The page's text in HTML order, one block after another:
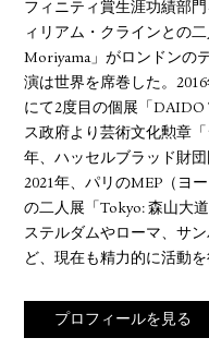
フィニティ賞生涯功績部
ィリアム・クラインとの
Moriyama」がロンドンの
演は世界を席巻した。
にて2度目の個展「DAIDO
ス政府より芸術文化勲章
年、ハッセルブラッド財団
2021年、パリのMEP（ヨ
の二人展「Tokyo: 森山大
ステルダムやローマ、サ
ど、現在も精力的に活動を
プロフィールを見る